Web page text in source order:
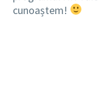
cunoaștem!